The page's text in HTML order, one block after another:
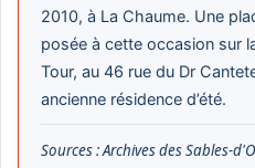
2010, à La Chaume. Une
posée à cette occasion sur
Tour, au 46 rue du Dr
ancienne résidence d’été.
Sources : Archives des Sables-